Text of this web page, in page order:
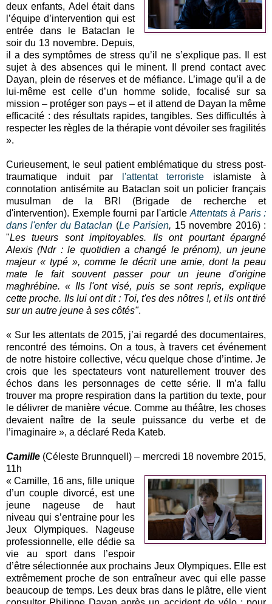
deux enfants, Adel était dans
l’équipe d’intervention qui est
entrée dans le Bataclan le
soir du 13 novembre. Depuis,
il a des symptômes de stress qu’il ne s’explique pas. Il est
sujet à des absences qui le minent. Il prend contact avec
Dayan, plein de réserves et de méfiance. L’image qu’il a de
lui-même est celle d’un homme solide, focalisé sur sa
mission – protéger son pays – et il attend de Dayan la même
efficacité : des résultats rapides, tangibles. Ses difficultés à
respecter les règles de la thérapie vont dévoiler ses fragilités
».
Curieusement, le seul patient emblématique du stress post-
traumatique induit par
l'attentat terroriste islamiste à
connotation antisémite au Bataclan soit un policier français
musulman de la BRI (Brigade de recherche et
d'intervention). Exemple fourni par l'article Attentats à Paris :
dans l'enfer du Bataclan (Le Parisien, 15 novembre 2016) :
"Les tueurs sont impitoyables. Ils ont pourtant épargné
Alexis (Ndr : le quotidien a changé le prénom), un jeune
majeur « typé », comme le décrit une amie, dont la peau
mate le fait souvent passer pour un jeune d'origine
maghrébine. « Ils l'ont visé, puis se sont repris, explique
cette proche. Ils lui ont dit : Toi, t'es des nôtres !, et ils ont tiré
sur un autre jeune à ses côtés".
« Sur les attentats de 2015, j’ai regardé des documentaires,
rencontré des témoins. On a tous, à travers cet événement
de notre histoire collective, vécu quelque chose d’intime. Je
crois que les spectateurs vont naturellement trouver des
échos dans les personnages de cette série. Il m’a fallu
trouver ma propre respiration dans la partition du texte, pour
le délivrer de manière vécue. Comme au théâtre, les choses
devaient naître de la seule puissance du verbe et de
l’imaginaire », a déclaré Reda Kateb.
Camille (Céleste Brunnquell) – mercredi 18 novembre 2015,
11h
« Camille, 16 ans, fille unique
d’un couple divorcé, est une
jeune nageuse de haut
niveau qui s’entraine pour les
Jeux Olympiques. Nageuse
professionnelle, elle dédie sa
vie au sport dans l’espoir
d’être sélectionnée aux prochains Jeux Olympiques. Elle est
extrêmement proche de son entraîneur avec qui elle passe
beaucoup de temps. Les deux bras dans le plâtre, elle vient